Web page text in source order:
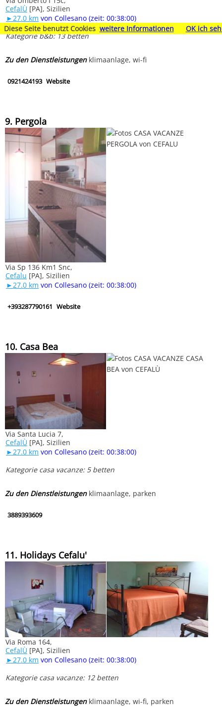
CefalÙ [PA], Sizilien
►27.0 km von Collesano (zeit: 00:38:00)
Kategorie b&b: 13 betten
Zu den Dienstleistungenklimaanlage, wi-fi
0921424193 Website
9. Pergola
Via Sp 136 Km1 Snc,
Cefalu [PA], Sizilien
►27.0 km von Collesano (zeit: 00:38:00)
+393287790161 Website
10. Casa Bea
Via Santa Lucia 7,
CefalÙ [PA], Sizilien
►27.0 km von Collesano (zeit: 00:38:00)
Kategorie casa vacanze: 5 betten
Zu den Dienstleistungenklimaanlage, parken
3889393609
11. Holidays Cefalu'
Via Roma 164,
CefalÙ [PA], Sizilien
►27.0 km von Collesano (zeit: 00:38:00)
Kategorie casa vacanze: 12 betten
Zu den Dienstleistungenklimaanlage, wi-fi, parken
Diese Seite benutzt Cookies weitere Informationen OK ich